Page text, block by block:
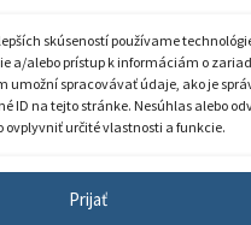
skúseností používame
a/alebo prístup k informáciám o
spracovávať údaje, ako je
ID na tejto stránke. Nesúhlas alebo
ovplyvniť určité vlastnosti a funkcie.
Prijať
ochrany súkromia
Sprístupnenie informácií